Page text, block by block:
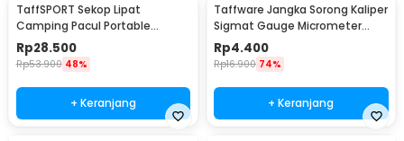
TaffSPORT Sekop Lipat
Camping Pacul Portable
Tactical Survival 40cm - 101
Rp28.500
Rp53.900 48%
+ Keranjang
Taffware Jangka Sorong Kaliper
Sigmat Gauge Micrometer
150mm - QST-600
Rp4.400
Rp16.900 74%
+ Keranjang